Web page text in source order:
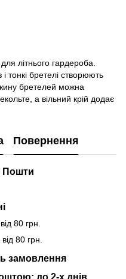
літнього гардероба.
тонкі бретелі створюють
бретелей можна
а вільний крій додає
Повернення
Пошти
80 грн.
80 грн.
замовлення